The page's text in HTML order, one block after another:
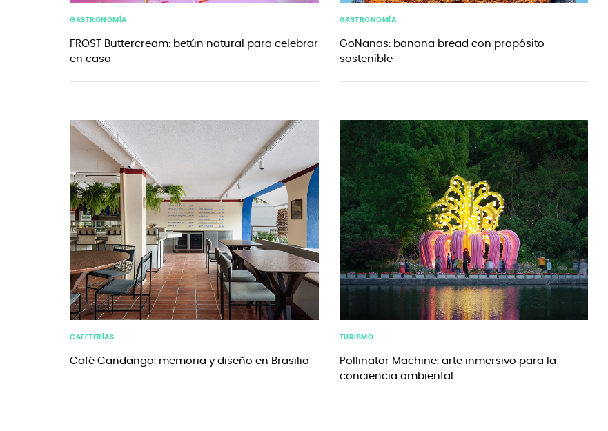
GASTRONOMÍA
FROST Buttercream: betún natural para celebrar
en casa
GASTRONOMÍA
GoNanas: banana bread con propósito
sostenible
CAFETERÍAS
Café Candango: memoria y diseño en Brasilia
TURISMO
Pollinator Machine: arte inmersivo para la
conciencia ambiental